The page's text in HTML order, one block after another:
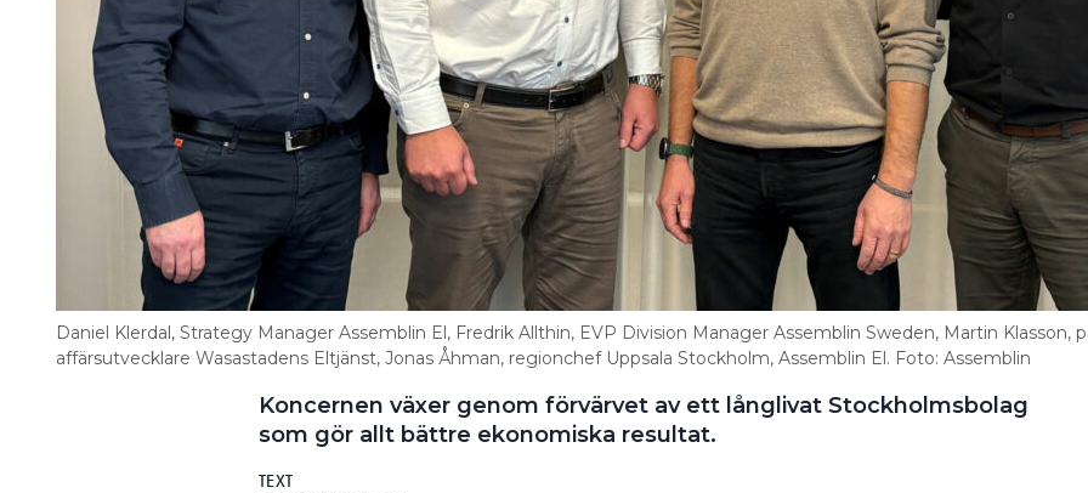
Daniel Klerdal, Strategy Manager Assemblin El, Fredrik Allthin, EVP Division Manager Assemblin Sweden, Martin Klasson,
affärsutvecklare Wasastadens Eltjänst, Jonas Åhman, regionchef Uppsala Stockholm, Assemblin El. Foto: Assemblin
Koncernen växer genom förvärvet av ett långlivat Stockholmsbolag
som gör allt bättre ekonomiska resultat.
TEXT